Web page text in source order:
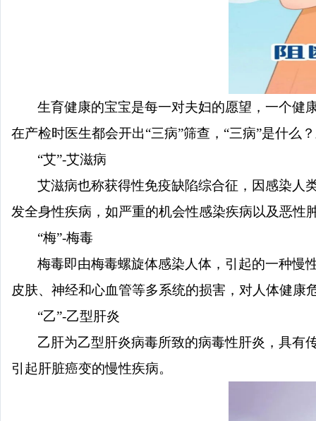
生育健康的宝宝是每一对夫妇的愿望，一个健
在产检时医生都会开出“三病”筛查，“三病”是什么
“艾”-艾滋病
艾滋病也称获得性免疫缺陷综合征，因感染人
发全身性疾病，如严重的机会性感染疾病以及恶性
“梅”-梅毒
梅毒即由梅毒螺旋体感染人体，引起的一种慢
皮肤、神经和心血管等多系统的损害，对人体健康
“乙”-乙型肝炎
乙肝为乙型肝炎病毒所致的病毒性肝炎，具有
引起肝脏癌变的慢性疾病。